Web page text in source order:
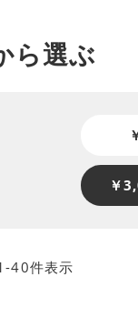
ら選ぶ
￥
-40件表示